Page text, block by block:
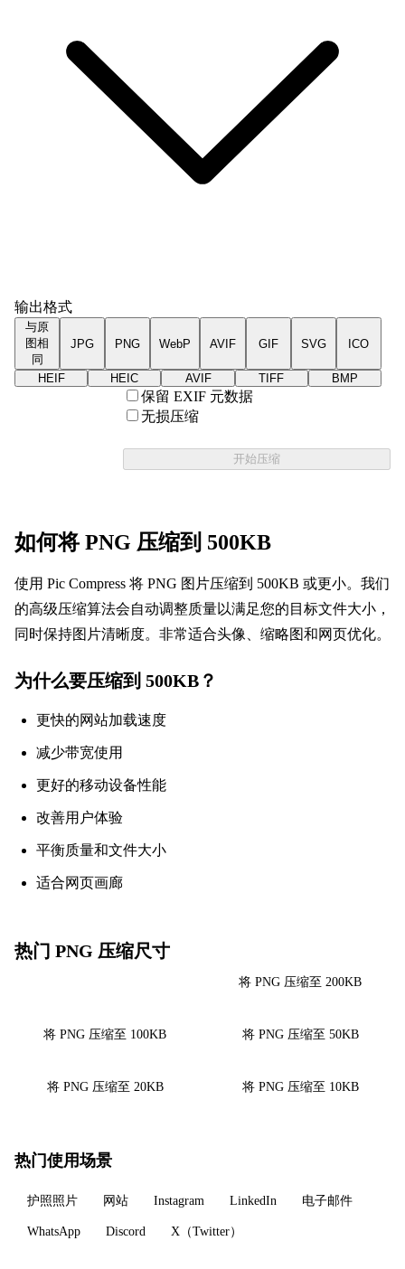
输出格式
与原
图相
同
JPG PNG WebP AVIF GIF SVG ICO
HEIF HEIC AVIF TIFF BMP
保留 EXIF 元数据
无损压缩
开始压缩
如何将 PNG 压缩到 500KB
使用 Pic Compress 将 PNG 图片压缩到 500KB 或更小。我们
的高级压缩算法会自动调整质量以满足您的目标文件大小，
同时保持图片清晰度。非常适合头像、缩略图和网页优化。
为什么要压缩到 500KB？
更快的网站加载速度
减少带宽使用
更好的移动设备性能
改善用户体验
平衡质量和文件大小
适合网页画廊
热门 PNG 压缩尺寸
将 PNG 压缩至 200KB
将 PNG 压缩至 100KB 将 PNG 压缩至 50KB
将 PNG 压缩至 20KB 将 PNG 压缩至 10KB
热门使用场景
护照照片 网站 Instagram LinkedIn 电子邮件
WhatsApp Discord X（Twitter）